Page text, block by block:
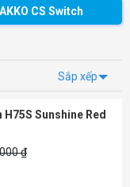
AKKO CS Switch
Sắp xếp
H75S Sunshine Red
₫